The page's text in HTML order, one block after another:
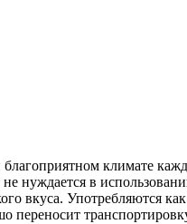
климате
нуждается в
вкуса. Употребляются